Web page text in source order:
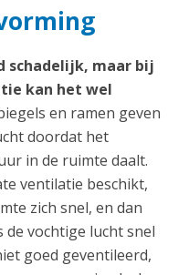
schadelijk, maar bij
kan het wel
en ramen geven
doordat het
in de ruimte daalt.
ventilatie beschikt,
zich snel, en dan
de vochtige lucht snel
goed geventileerd,